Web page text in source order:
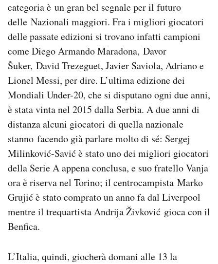
categoria è un gran bel segnale per il futuro
delle Nazionali maggiori. Fra i migliori giocatori
delle passate edizioni si trovano infatti campioni
come Diego Armando Maradona, Davor
Šuker, David Trezeguet, Javier Saviola, Adriano e
Lionel Messi, per dire. L’ultima edizione dei
Mondiali Under-20, che si disputano ogni due anni,
è stata vinta nel 2015 dalla Serbia. A due anni di
distanza alcuni giocatori di quella nazionale
stanno facendo già parlare molto di sé: Sergej
Milinković-Savić è stato uno dei migliori giocatori
della Serie A appena conclusa, e suo fratello Vanja
ora è riserva nel Torino; il centrocampista Marko
Grujić è stato comprato un anno fa dal Liverpool
mentre il trequartista Andrija Živković gioca con il
Benfica.
L’Italia, quindi, giocherà domani alle 13 la